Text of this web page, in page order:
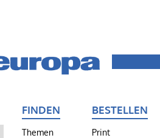
FINDEN
Themen
BESTELLEN
Print